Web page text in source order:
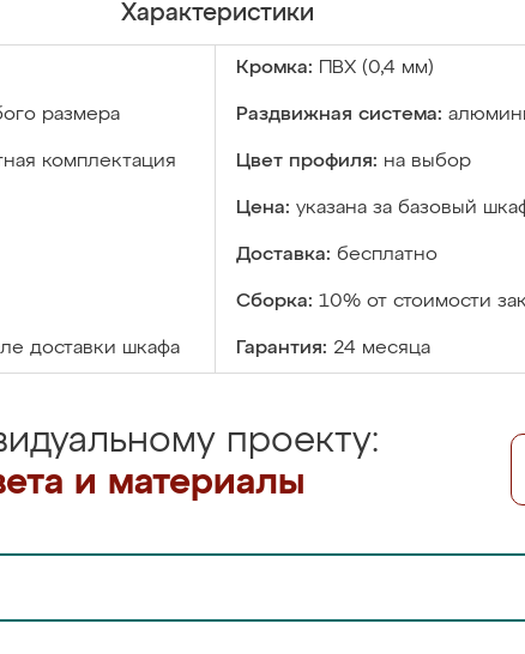
Характеристики
Кромка: ПВХ (0,4 мм)
размера Раздвижная система:
комплектация Цвет профиля: на выбор
Цена: указана за базовый
Доставка: бесплатно
Сборка: 10% от стоимости
доставки шкафа Гарантия: 24 месяца
проекту:
и материалы